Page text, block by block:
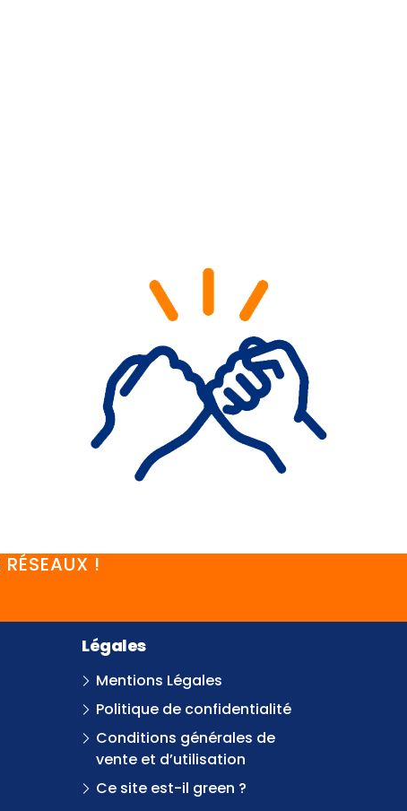
!
Légales
Mentions Légales
Politique de confidentialité
Conditions générales de
vente et d’utilisation
Ce site est-il green ?